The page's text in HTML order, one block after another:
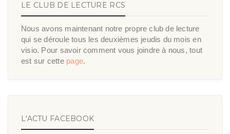
LE CLUB DE LECTURE RCS
Nous avons maintenant notre propre club de lecture
qui se déroule tous les deuxièmes jeudis du mois en
visio. Pour savoir comment vous joindre à nous, tout
est sur cette page.
L'ACTU FACEBOOK